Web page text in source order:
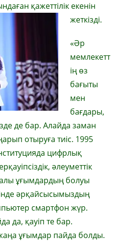
қажеттілік екенін
жеткізді.
«Әр
мемлекетт
ің өз
бағыты
мен
бағдары,
де бар. Алайда заман
отыруға тиіс. 1995
цифрлық
әлеуметтік
ұғымдардың болуы
әрқайсысымыздың
смартфон жүр.
да, қауіп те бар.
ұғымдар пайда болды.